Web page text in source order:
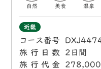
自然 美食 温泉
近畿
コース番号
旅行日数
2日間
旅行代金